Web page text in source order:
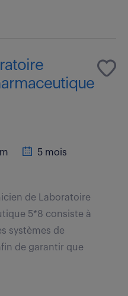
5 mois
de Laboratoire
5*8 consiste à
systèmes de
de garantir que